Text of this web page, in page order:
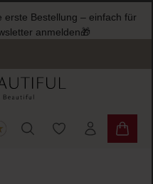
erste Bestellung – einfach für
anmelden🎁
Du hast 0